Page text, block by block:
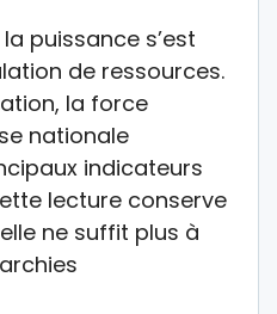
puissance s’est
de ressources.
la force
nationale
indicateurs
lecture conserve
ne suffit plus à